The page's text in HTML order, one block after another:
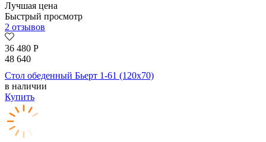
Лучшая цена
Быстрый просмотр
2 отзывов
36 480 Р
48 640
Стол обеденный Бьерт 1-61 (120х70)
в наличии
Купить